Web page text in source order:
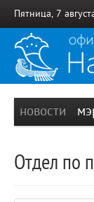
Пятница, 7
новости
Отдел по